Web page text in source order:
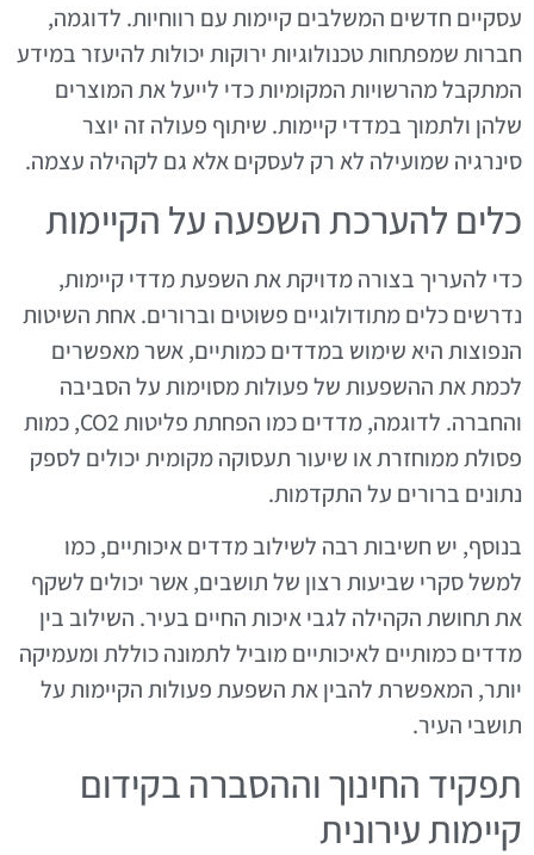
עסקיים חדשים המשלבים קיימות עם רווחיות. לדוגמה,
חברות שמפתחות טכנולוגיות ירוקות יכולות להיעזר במידע
המתקבל מהרשויות המקומיות כדי לייעל את המוצרים
שלהן ולתמוך במדדי קיימות. שיתוף פעולה זה יוצר
סינרגיה שמועילה לא רק לעסקים אלא גם לקהילה עצמה.
כלים להערכת השפעה על הקיימות
כדי להעריך בצורה מדויקת את השפעת מדדי קיימות,
נדרשים כלים מתודולוגיים פשוטים וברורים. אחת השיטות
הנפוצות היא שימוש במדדים כמותיים, אשר מאפשרים
לכמת את ההשפעות של פעולות מסוימות על הסביבה
והחברה. לדוגמה, מדדים כמו הפחתת פליטות CO2, כמות
פסולת ממוחזרת או שיעור תעסוקה מקומית יכולים לספק
נתונים ברורים על התקדמות.
בנוסף, יש חשיבות רבה לשילוב מדדים איכותיים, כמו
למשל סקרי שביעות רצון של תושבים, אשר יכולים לשקף
את תחושת הקהילה לגבי איכות החיים בעיר. השילוב בין
מדדים כמותיים לאיכותיים מוביל לתמונה כוללת ומעמיקה
יותר, המאפשרת להבין את השפעת פעולות הקיימות על
תושבי העיר.
תפקיד החינוך וההסברה בקידום
קיימות עירונית